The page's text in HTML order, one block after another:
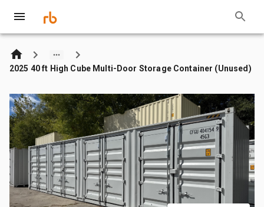
2025 40 ft High Cube Multi-Door Storage Container (Unused)